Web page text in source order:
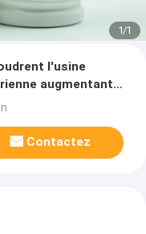
1/1
l'usine
augmentant
Contactez